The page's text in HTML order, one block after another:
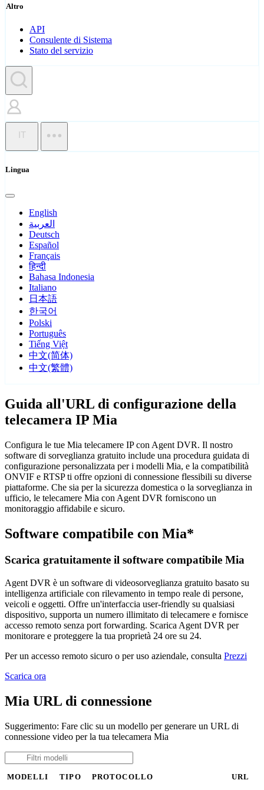
Altro
API
Consulente di Sistema
Stato del servizio
IT
Lingua
English
العربية
Deutsch
Español
Français
हिन्दी
Bahasa Indonesia
Italiano
日本語
한국어
Polski
Português
Tiếng Việt
中文(简体)
中文(繁體)
Guida all'URL di configurazione della
telecamera IP Mia
Configura le tue Mia telecamere IP con Agent DVR. Il nostro
software di sorveglianza gratuito include una procedura guidata di
configurazione personalizzata per i modelli Mia, e la compatibilità
ONVIF e RTSP ti offre opzioni di connessione flessibili su diverse
piattaforme. Che sia per la sicurezza domestica o la sorveglianza in
ufficio, le telecamere Mia con Agent DVR forniscono un
monitoraggio affidabile e sicuro.
Software compatibile con Mia*
Scarica gratuitamente il software compatibile Mia
Agent DVR è un software di videosorveglianza gratuito basato su
intelligenza artificiale con rilevamento in tempo reale di persone,
veicoli e oggetti. Offre un'interfaccia user-friendly su qualsiasi
dispositivo, supporta un numero illimitato di telecamere e fornisce
accesso remoto senza port forwarding. Scarica Agent DVR per
monitorare e proteggere la tua proprietà 24 ore su 24.
Per un accesso remoto sicuro o per uso aziendale, consulta Prezzi
Scarica ora
Mia URL di connessione
Suggerimento: Fare clic su un modello per generare un URL di
connessione video per la tua telecamera Mia
MODELLI TIPO PROTOCOLLO URL